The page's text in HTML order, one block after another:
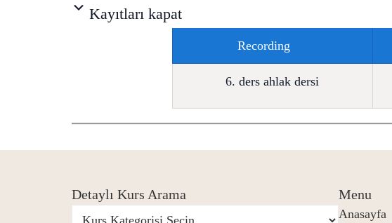
Kayıtları kapat
Recording
6. ders ahlak dersi
Detaylı Kurs Arama Menu
Anasayfa